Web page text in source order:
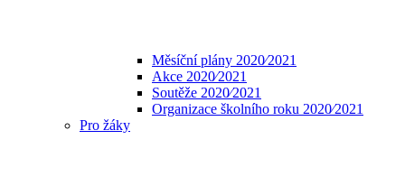
Měsíční plány 2020⁄2021
Akce 2020⁄2021
Soutěže 2020⁄2021
Organizace školního roku 2020⁄2021
Pro žáky